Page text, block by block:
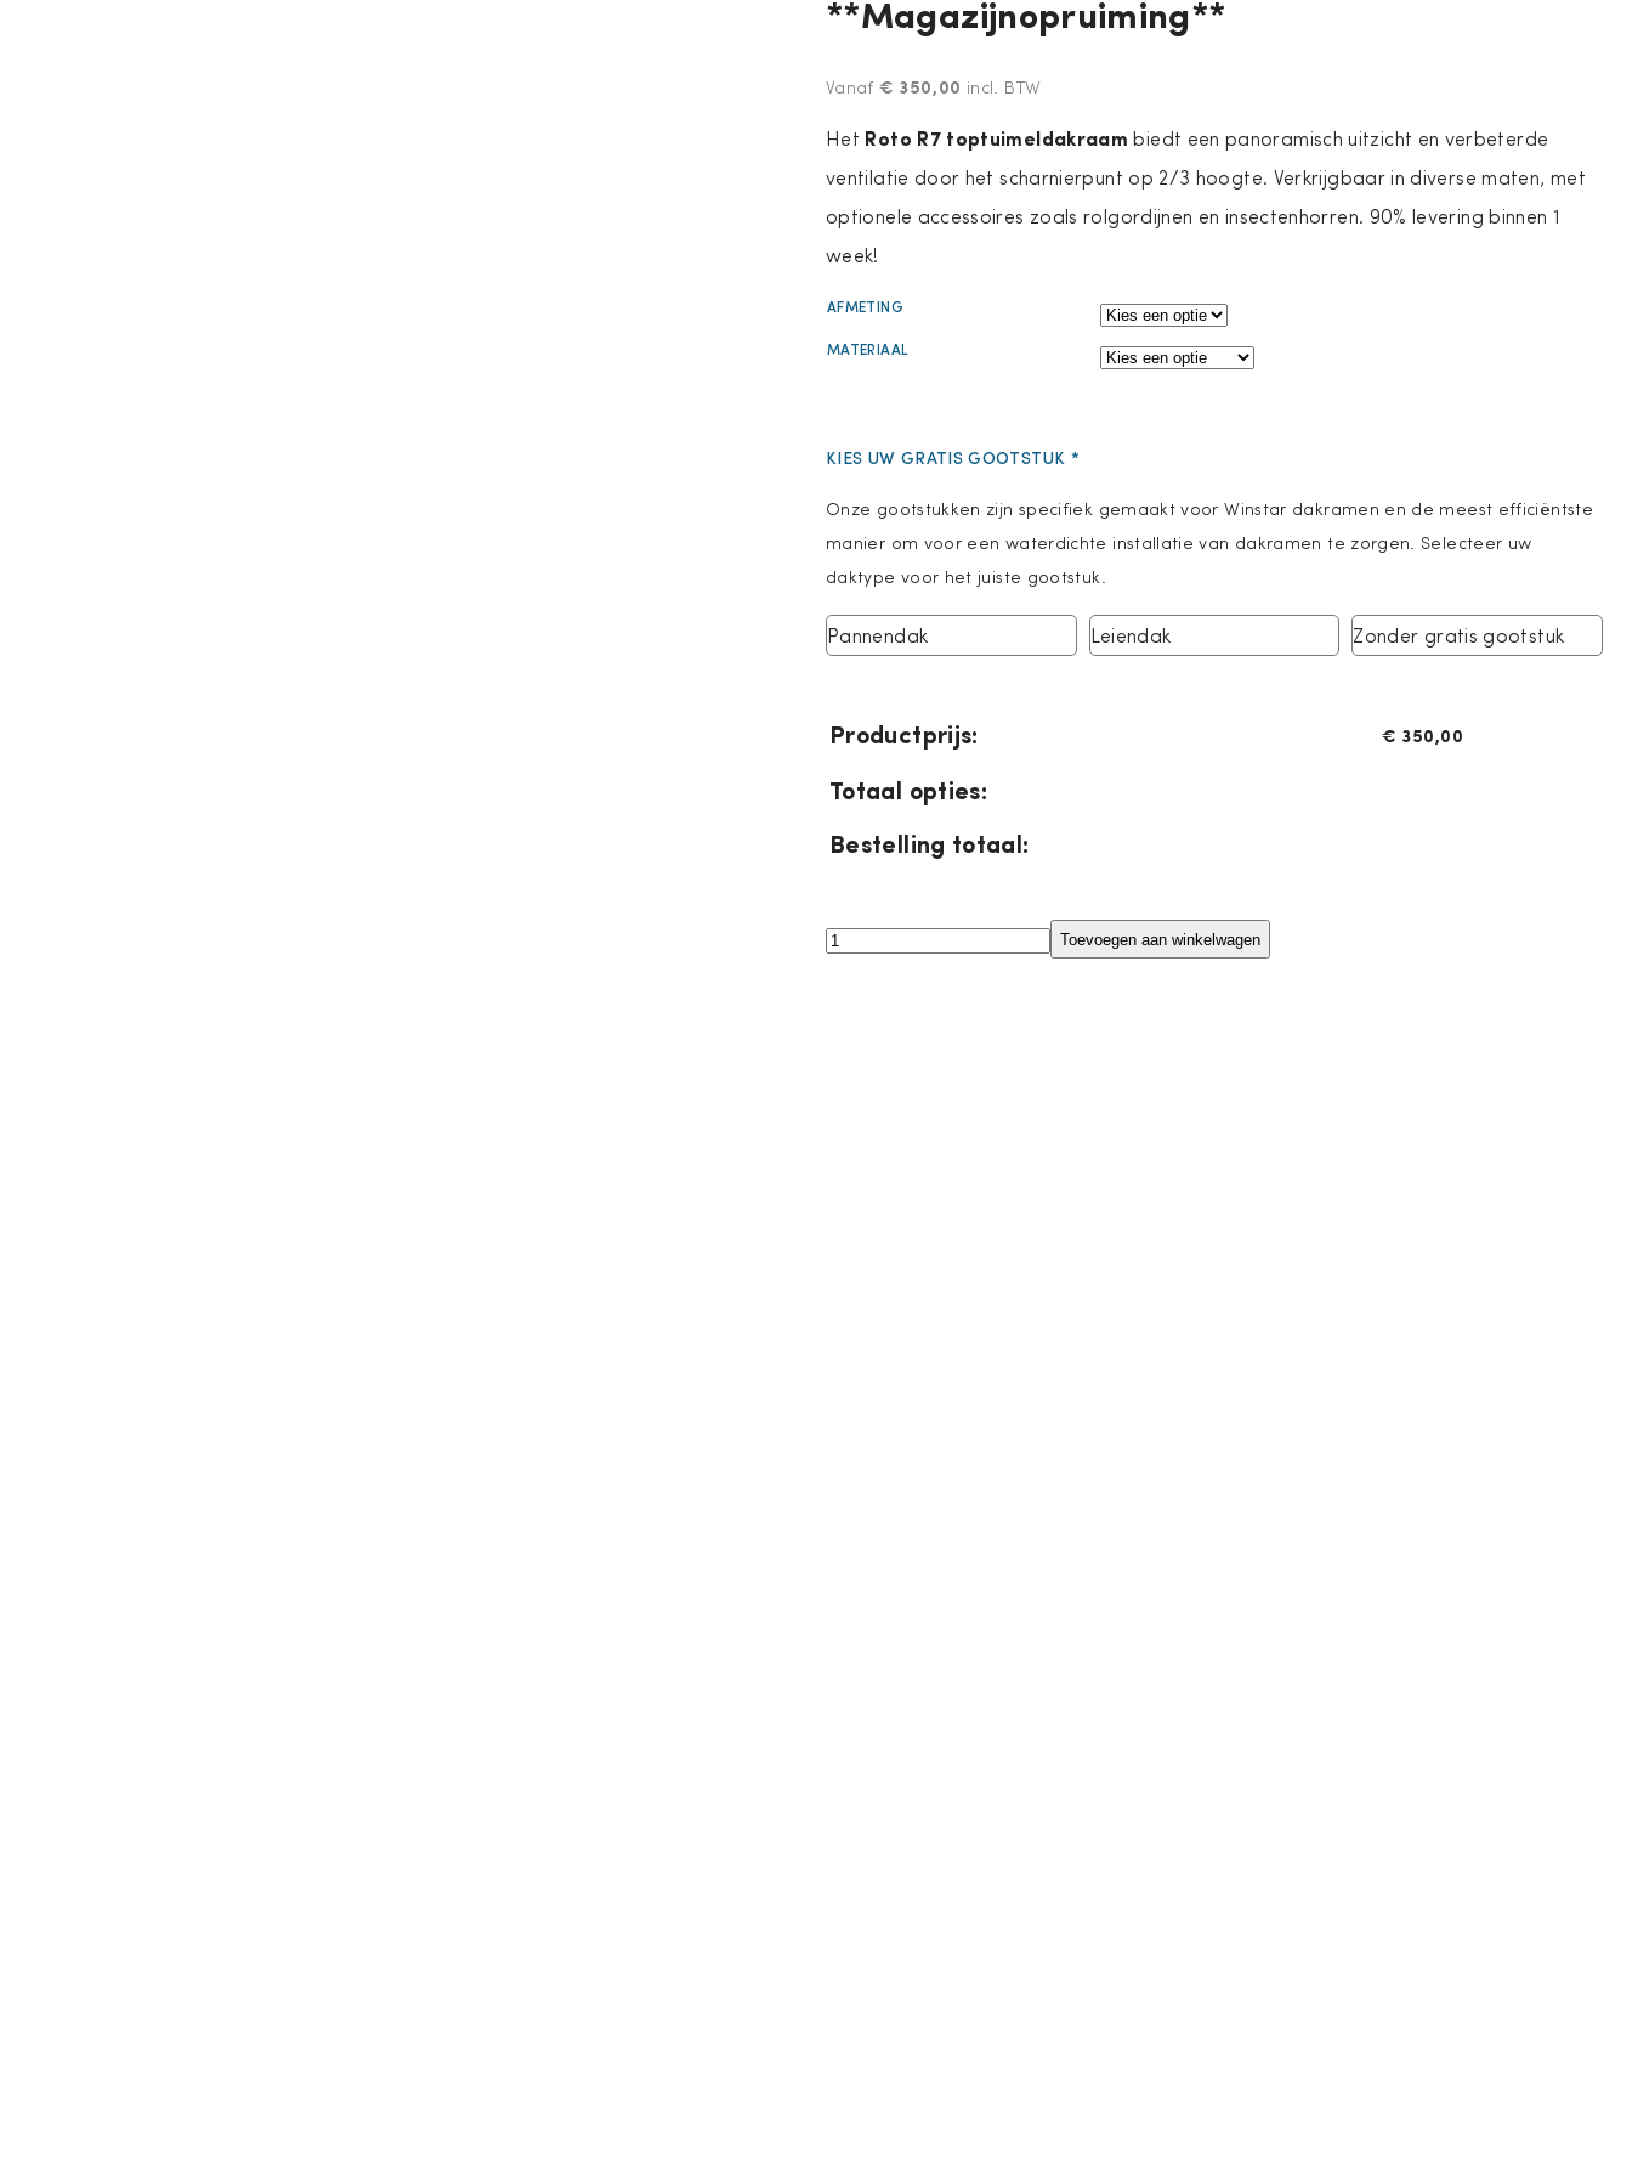
**Magazijnopruiming**
Vanaf€ 350,00 incl. BTW
Het Roto R7 toptuimeldakraam biedt een panoramisch uitzicht en verbeterde
ventilatie door het scharnierpunt op 2/3 hoogte. Verkrijgbaar in diverse maten, met
optionele accessoires zoals rolgordijnen en insectenhorren. 90% levering binnen 1
week!
AFMETING
MATERIAAL
KIES UW GRATIS GOOTSTUK *
Onze gootstukken zijn specifiek gemaakt voor Winstar dakramen en de meest efficiëntste
manier om voor een waterdichte installatie van dakramen te zorgen. Selecteer uw
daktype voor het juiste gootstuk.
Pannendak Leiendak Zonder gratis gootstuk
Productprijs: € 350,00
Totaal opties:
Bestelling totaal:
Roto
Toevoegen aan winkelwagen